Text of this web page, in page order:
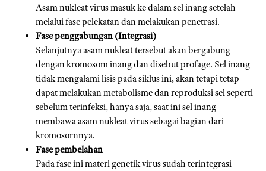
Asam nukleat virus masuk ke dalam sel inang setelah
melalui fase pelekatan dan melakukan penetrasi.
Fase penggabungan (Integrasi)
Selanjutnya asam nukleat tersebut akan bergabung
dengan kromosom inang dan disebut profage. Sel inang
tidak mengalami lisis pada siklus ini, akan tetapi tetap
dapat melakukan metabolisme dan reproduksi sel seperti
sebelum terinfeksi, hanya saja, saat ini sel inang
membawa asam nukleat virus sebagai bagian dari
kromosornnya.
Fase pembelahan
Pada fase ini materi genetik virus sudah terintegrasi